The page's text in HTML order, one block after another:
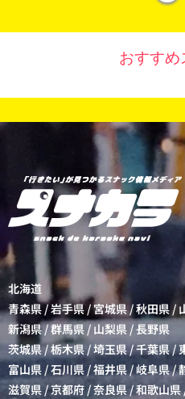
おすすめ
北海道
青森県/岩手県/宮城県/秋田県 /
新潟県/群馬県 / 山梨県 /長野県
茨城県 /栃木県/埼玉県/千葉県/
富山県 /石川県 /福井県/岐阜県/
滋賀県/京都府/奈良県 /和歌山県